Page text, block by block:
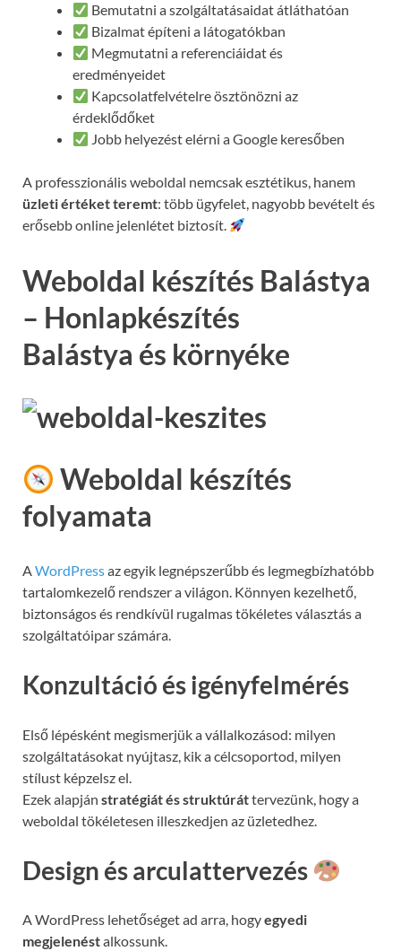
Bemutatni a szolgáltatásaidat átláthatóan
Bizalmat építeni a látogatókban
Megmutatni a referenciáidat és
eredményeidet
Kapcsolatfelvételre ösztönözni az
érdeklődőket
Jobb helyezést elérni a Google keresőben
A professzionális weboldal nemcsak esztétikus, hanem
üzleti értéket teremt: több ügyfelet, nagyobb bevételt és
erősebb online jelenlétet biztosít.
Weboldal készítés Balástya
– Honlapkészítés
Balástya és környéke
Weboldal készítés
folyamata
AWordPressaz egyik legnépszerűbb és legmegbízhatóbb
tartalomkezelő rendszer a világon. Könnyen kezelhető,
biztonságos és rendkívül rugalmas tökéletes választás a
szolgáltatóipar számára.
Konzultáció és igényfelmérés
Első lépésként megismerjük a vállalkozásod: milyen
szolgáltatásokat nyújtasz, kik a célcsoportod, milyen
stílust képzelsz el.
Ezek alapján stratégiát és struktúráttervezünk, hogy a
weboldal tökéletesen illeszkedjen az üzletedhez.
Design és arculattervezés
A WordPress lehetőséget ad arra, hogyegyedi
megjelenéstalkossunk.